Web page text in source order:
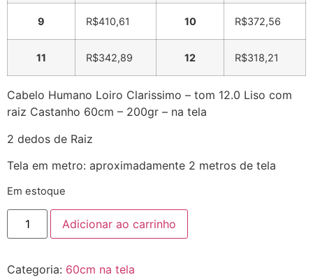
9 R$410,61 10 R$372,56
11 R$342,89 12 R$318,21
Cabelo Humano Loiro Clarissimo – tom 12.0 Liso com
raiz Castanho 60cm – 200gr – na tela
2 dedos de Raiz
Tela em metro: aproximadamente 2 metros de tela
Em estoque
Adicionar ao carrinho
Categoria: 60cm na tela